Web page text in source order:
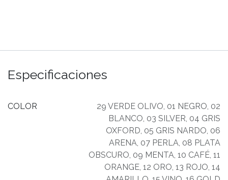
Especificaciones
COLOR 29 VERDE OLIVO, 01 NEGRO, 02
BLANCO, 03 SILVER, 04 GRIS
OXFORD, 05 GRIS NARDO, 06
ARENA, 07 PERLA, 08 PLATA
OBSCURO, 09 MENTA, 10 CAFÉ, 11
ORANGE, 12 ORO, 13 ROJO, 14